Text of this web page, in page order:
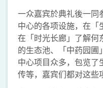
一众嘉宾於典礼後一同
中心的各项设施，在「
在「时光长廊」了解何
的生态池、「中药园圃
中心项目众多，包览
传等，嘉宾们都对这些